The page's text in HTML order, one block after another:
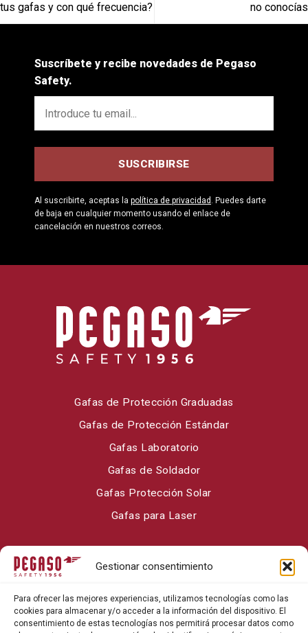
Gestionar consentimiento
Para ofrecer las mejores experiencias, utilizamos tecnologías como las
cookies para almacenar y/o acceder a la información del dispositivo. El
consentimiento de estas tecnologías nos permitirá procesar datos como
tus gafas y con qué frecuencia?
no conocías
Suscríbete y recibe novedades de Pegaso
Safety.
Al suscribirte, aceptas la política de privacidad . Puedes darte
de baja en cualquier momento usando el enlace de
cancelación en nuestros correos.
Gafas de Protección Graduadas
Gafas de Protección Estándar
Gafas Laboratorio
Gafas de Soldador
Gafas Protección Solar
Gafas para Laser
Sobre Pegaso Safety
Blog